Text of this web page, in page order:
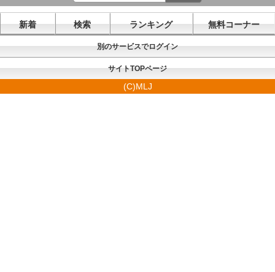
新着 検索 ランキング 無料コーナー
別のサービスでログイン
サイトTOPページ
(C)MLJ